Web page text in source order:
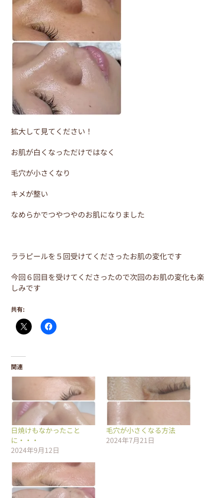
拡大して見てください！
お肌が白くなっただけではなく
毛穴が小さくなり
キメが整い
なめらかでつやつやのお肌になりました
ララピールを５回受けてくださったお肌の変化です
今回６回目を受けてくださったので次回のお肌の変化も楽
しみです
共有:
関連
日焼けもなかったこと
に・・・
2024年9月12日
毛穴が小さくなる方法
2024年7月21日